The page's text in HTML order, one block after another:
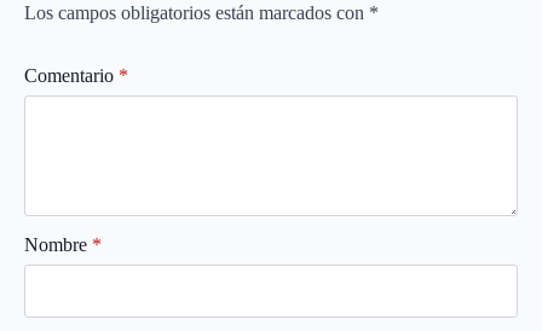
Los campos obligatorios están marcados con *
Comentario *
Nombre *